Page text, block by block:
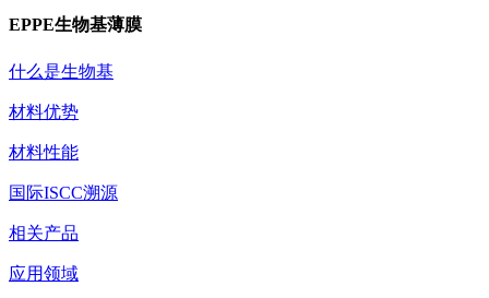
EPPE生物基薄膜
什么是生物基
材料优势
材料性能
国际ISCC溯源
相关产品
应用领域